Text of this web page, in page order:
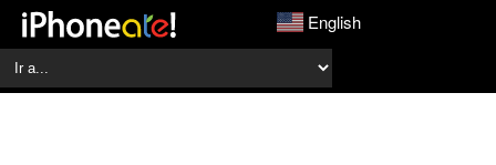
English